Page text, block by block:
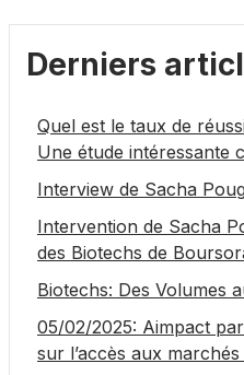
Derniers
Quel est le taux de
Une étude intéressante
Interview de Sacha
Intervention de Sacha
des Biotechs de
Biotechs: Des Volumes
05/02/2025: Aimpact
sur l’accès aux